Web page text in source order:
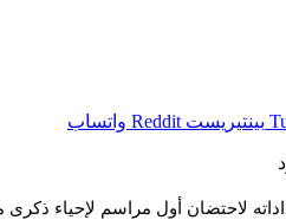
بينتيريست واتساب
لاحتضان أول مراسم لإحياء